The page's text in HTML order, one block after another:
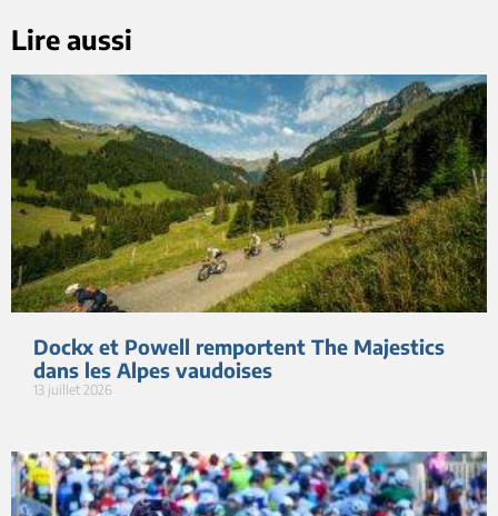
Lire aussi
Dockx et Powell remportent The Majestics
dans les Alpes vaudoises
13 juillet 2026